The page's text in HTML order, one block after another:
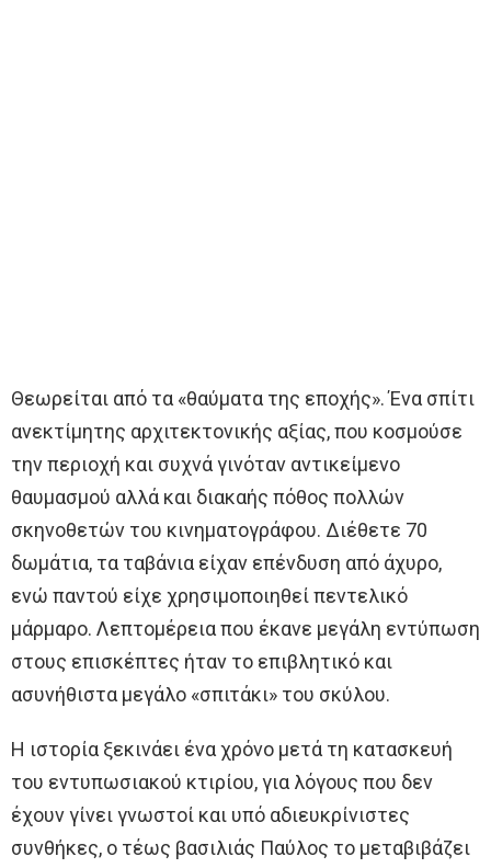
Θεωρείται από τα «θαύματα της εποχής». Ένα σπίτι
ανεκτίμητης αρχιτεκτονικής αξίας, που κοσμούσε
την περιοχή και συχνά γινόταν αντικείμενο
θαυμασμού αλλά και διακαής πόθος πολλών
σκηνοθετών του κινηματογράφου. Διέθετε 70
δωμάτια, τα ταβάνια είχαν επένδυση από άχυρο,
ενώ παντού είχε χρησιμοποιηθεί πεντελικό
μάρμαρο. Λεπτομέρεια που έκανε μεγάλη εντύπωση
στους επισκέπτες ήταν το επιβλητικό και
ασυνήθιστα μεγάλο «σπιτάκι» του σκύλου.
Η ιστορία ξεκινάει ένα χρόνο μετά τη κατασκευή
του εντυπωσιακού κτιρίου, για λόγους που δεν
έχουν γίνει γνωστοί και υπό αδιευκρίνιστες
συνθήκες, ο τέως βασιλιάς Παύλος το μεταβιβάζει